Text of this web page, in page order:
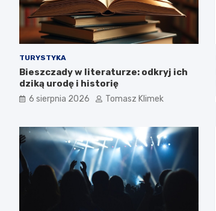
TURYSTYKA
Bieszczady w literaturze: odkryj ich
dziką urodę i historię
6 sierpnia 2026 Tomasz Klimek